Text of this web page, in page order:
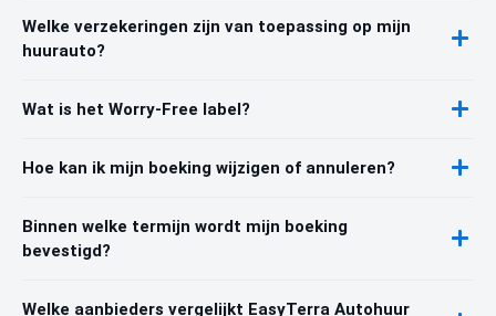
Welke verzekeringen zijn van toepassing op mijn
huurauto?
Wat is het Worry-Free label?
Hoe kan ik mijn boeking wijzigen of annuleren?
Binnen welke termijn wordt mijn boeking
bevestigd?
Welke aanbieders vergelijkt EasyTerra Autohuur